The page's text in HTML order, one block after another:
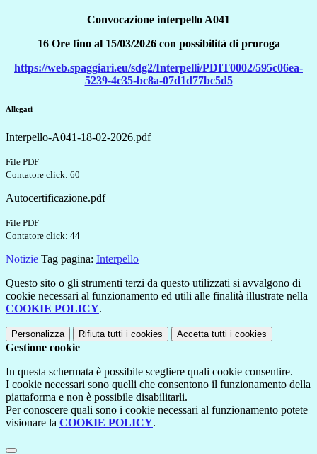
Convocazione interpello A041
16 Ore fino al 15/03/2026 con possibilità di proroga
https://web.spaggiari.eu/sdg2/Interpelli/PDIT0002/595c06ea-
5239-4c35-bc8a-07d1d77bc5d5
Allegati
Interpello-A041-18-02-2026.pdf
File PDF
Contatore click: 60
Autocertificazione.pdf
File PDF
Contatore click: 44
Notizie Tag pagina: Interpello
Questo sito o gli strumenti terzi da questo utilizzati si avvalgono di
cookie necessari al funzionamento ed utili alle finalità illustrate nella
COOKIE POLICY.
Personalizza Rifiuta tutti i cookies Accetta tutti i cookies
Gestione cookie
In questa schermata è possibile scegliere quali cookie consentire.
I cookie necessari sono quelli che consentono il funzionamento della
piattaforma e non è possibile disabilitarli.
Per conoscere quali sono i cookie necessari al funzionamento potete
visionare la COOKIE POLICY.